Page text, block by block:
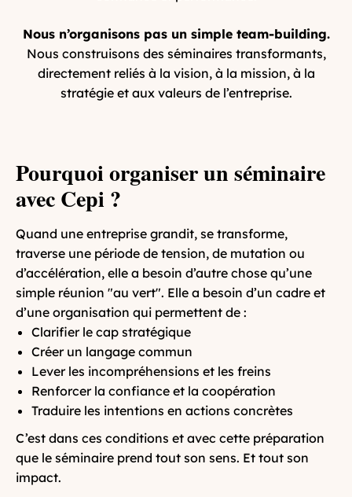
Nous n’organisons pas un simple team-building.
Nous construisons des séminaires transformants,
directement reliés à la vision, à la mission, à la
stratégie et aux valeurs de l’entreprise.
Pourquoi organiser un séminaire
avec Cepi ?
Quand une entreprise grandit, se transforme,
traverse une période de tension, de mutation ou
d’accélération, elle a besoin d’autre chose qu’une
simple réunion "au vert". Elle a besoin d’un cadre et
d’une organisation qui permettent de :
Clarifier le cap stratégique
Créer un langage commun
Lever les incompréhensions et les freins
Renforcer la confiance et la coopération
Traduire les intentions en actions concrètes
C’est dans ces conditions et avec cette préparation
que le séminaire prend tout son sens. Et tout son
impact.